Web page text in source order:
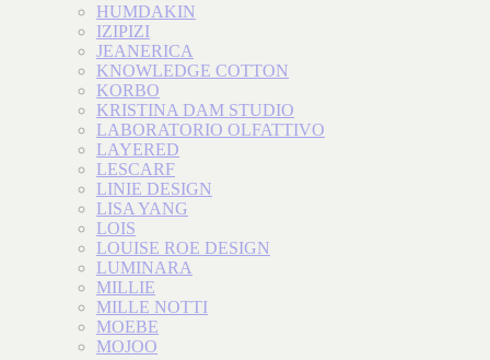
HUMDAKIN
IZIPIZI
JEANERICA
KNOWLEDGE COTTON
KORBO
KRISTINA DAM STUDIO
LABORATORIO OLFATTIVO
LAYERED
LESCARF
LINIE DESIGN
LISA YANG
LOIS
LOUISE ROE DESIGN
LUMINARA
MILLIE
MILLE NOTTI
MOEBE
MOJOO